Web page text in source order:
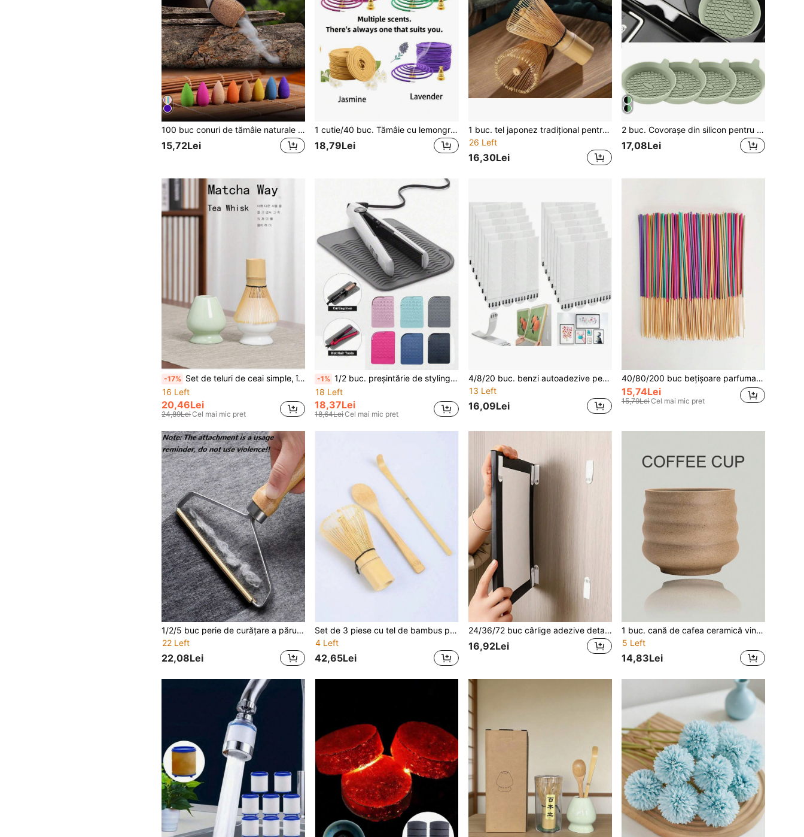
100 buc conuri de tămâie naturale cu reflux, arome de iasomie, trandafir, crin, lemn de santal, osmanthus, pelin, lemn de agar, lavandă
15,72Lei
1 cutie/40 buc. Tămâie cu lemongrass, tămâie cu spirală de iasomie, tămâie cu spirală de trandafir, tămâie spiralată. Tămâie aromaterapică cu lavandă, timp de ardere lung, aromă parfumată, potrivită pentru casă, grădină, dormitor, bucătărie, cameră de ceai, birou și alte spații pentru purificarea aerului. Potrivită în special pentru yoga, meditație, SPA, lectură, somn, relaxare, ameliorarea stresului și diverse festivaluri.
18,79Lei
1 buc. tel japonez tradițional pentru matcha din bambus autentic, lucrat manual, pentru spumă perfectă, ușor de folosit și de curățat, ideal pentru iubitorii de ceai verde
26 Left
16,30Lei
2 buc. Covorașe din silicon pentru suporturi de pahare cu tampon antiderapant - Accesorii auto - Decor interior durabil - Decorațiuni auto
17,08Lei
-17% Set de teluri de ceai simple, în culori solide, 1 buc. Accesorii - Suport ceramic pentru telul de ceai Matcha pentru întoarcerea la școală
16 Left
20,46Lei
24,89LeiCel mai mic pret
-1% 1/2 buc. preșintărie de styling din silicon rezistentă la căldură până la 480°F - suport rotativ pentru mașină de ondulat, potrivit pentru plăci de îndreptat, mașini de ondulat și călătorii
18 Left
18,37Lei
18,64LeiCel mai mic pret
4/8/20 buc. benzi autoadezive pentru suspendare fără găuri, cârlige de perete duble față, detașabile, potrivite pentru rame de tablouri, rame foto și opere de artă, etichete adezive impermeabile pentru instalare
13 Left
16,09Lei
40/80/200 buc bețișoare parfumate - lavandă, lemn de santal, iasomie, salvie, trandafir, lapte, sânge de dragon - parfum natural de bambus, potrivite pentru aromaterapie, yoga, meditație, uz casnic și la birou, cadou perfect pentru ziua de naștere și absolvire
15,74Lei
15,79LeiCel mai mic pret
1/2/5 buc perie de curățare a părului de câine pentru animale de companie, pisică, îndepărtare a părului, instrument de ras
22 Left
22,08Lei
Set de 3 piese cu tel de bambus pentru matcha, lingură de ceai și linguriță pentru ceai, instrumente pentru prepararea ceaiului, decor pentru întoarcerea la școală, Halloween, decor de perete, perdele pentru dormitor, decor pentru sufragerie, decor de toamnă, decor de Crăciun
4 Left
42,65Lei
24/36/72 buc cârlige adezive detașabile pe două fețe, nu necesită găurire pentru agățarea ramelor și a operelor de artă, instalare impermeabilă și lipicioasă
16,92Lei
1 buc. cană de cafea ceramică vintage 200 ml, cană de ceai în stil cafenea japoneză, veselă din ceramică pentru espresso, potrivită pentru restaurant și hotel
5 Left
14,83Lei